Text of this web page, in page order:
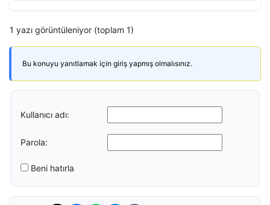
1 yazı görüntüleniyor (toplam 1)
Bu konuyu yanıtlamak için giriş yapmış olmalısınız.
Kullanıcı adı:
Parola:
Beni hatırla